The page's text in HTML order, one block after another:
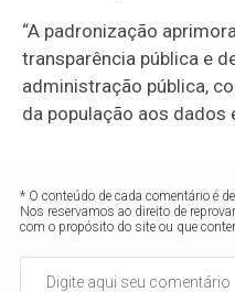
“A padronização
transparência pública e
administração pública,
da população aos dados
* O conteúdo de cada comentário é
Nos reservamos ao direito de
com o propósito do site ou que